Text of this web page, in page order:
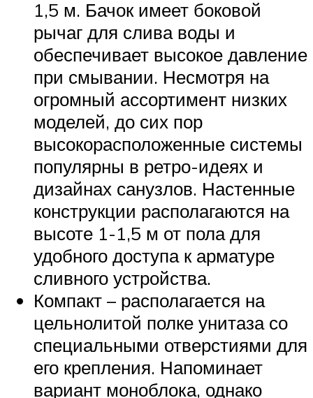
1,5 м. Бачок имеет боковой
рычаг для слива воды и
обеспечивает высокое давление
при смывании. Несмотря на
огромный ассортимент низких
моделей, до сих пор
высокорасположенные системы
популярны в ретро-идеях и
дизайнах санузлов. Настенные
конструкции располагаются на
высоте 1-1,5 м от пола для
удобного доступа к арматуре
сливного устройства.
Компакт – располагается на
цельнолитой полке унитаза со
специальными отверстиями для
его крепления. Напоминает
вариант моноблока, однако